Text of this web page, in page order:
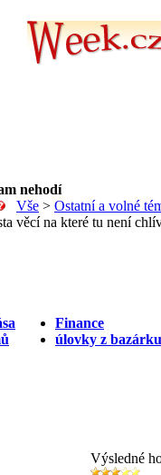
nehodí
Vše > Ostatní a volné
věcí na které tu není
Finance
úlovky z bazárku
Výsledné